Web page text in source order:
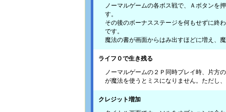
ノーマルゲームの各ボス戦で、Ａボタンを
す。
その後のボーナスステージを何もせずに終
です。
魔法の書が画面からはみ出すほどに増え、
ライフ０で生き残る
ノーマルゲームの２Ｐ同時プレイ時、片方
が魔法を使うとミスになりません。ただし
クレジット増加